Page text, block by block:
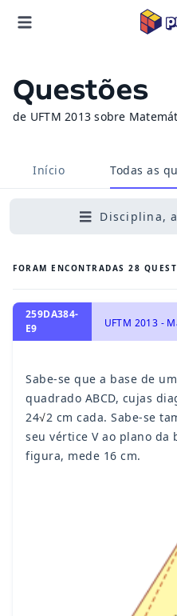
Questões
de UFTM 2013 sobre
Início Todas as
Disciplina,
FORAM ENCONTRADAS 28
259DA384-
E9
Sabe-se que a base de
quadrado ABCD, cujas
24√2 cm cada. Sabe-se
seu vértice V ao plano da
figura, mede 16 cm.